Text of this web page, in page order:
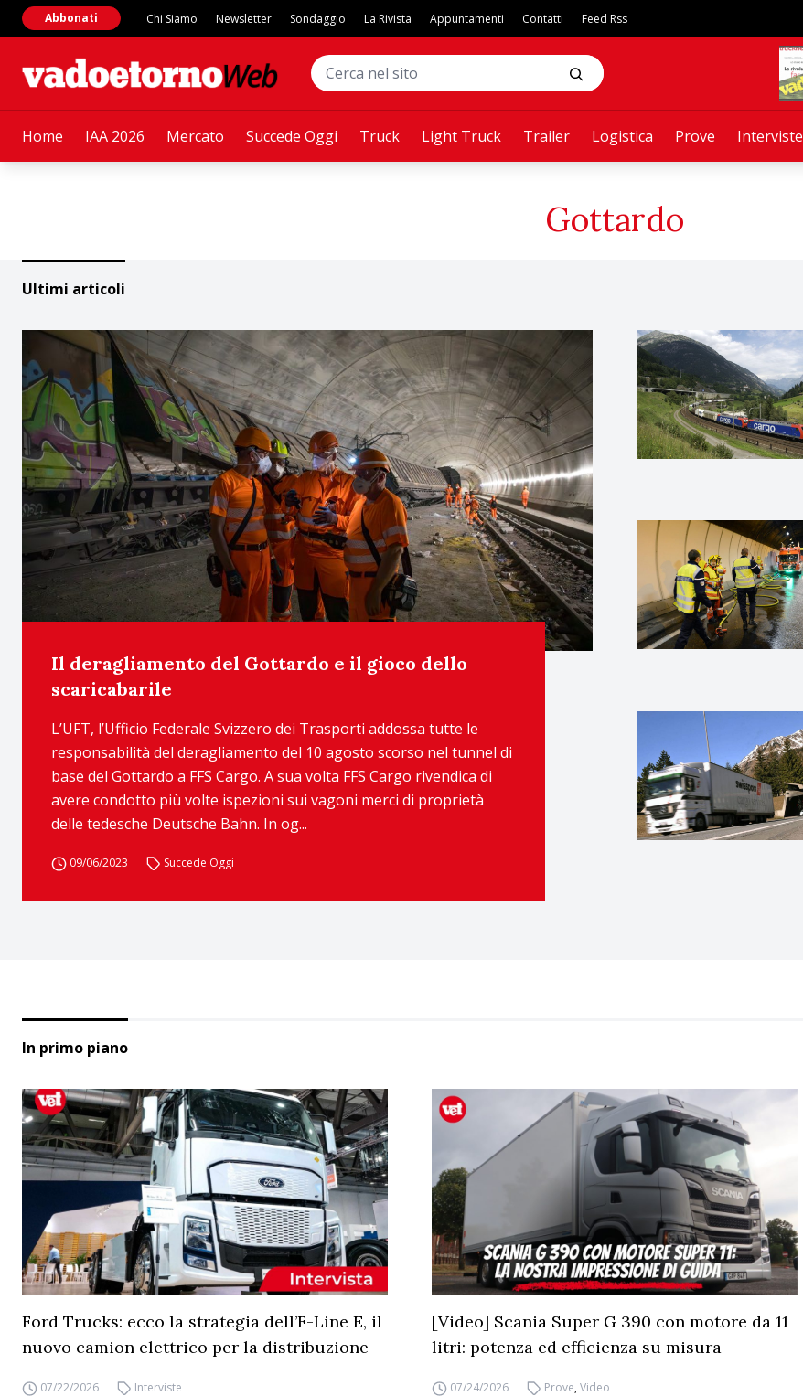
Home IAA 2026 Mercato Succede Oggi Truck Light Truck Trailer Logistica Prove Interviste
Abbonati Chi Siamo Newsletter Sondaggio La Rivista Appuntamenti Contatti Feed Rss
Gottardo
Ultimi articoli
Il deragliamento del Gottardo e il gioco dello
scaricabarile
L’UFT, l’Ufficio Federale Svizzero dei Trasporti addossa tutte le
responsabilità del deragliamento del 10 agosto scorso nel tunnel di
base del Gottardo a FFS Cargo. A sua volta FFS Cargo rivendica di
avere condotto più volte ispezioni sui vagoni merci di proprietà
delle tedesche Deutsche Bahn. In og...
09/06/2023 Succede Oggi
In primo piano
Ford Trucks: ecco la strategia dell’F-Line E, il
nuovo camion elettrico per la distribuzione
07/22/2026 Interviste
[Video] Scania Super G 390 con motore da 11
litri: potenza ed efficienza su misura
07/24/2026 Prove,Video